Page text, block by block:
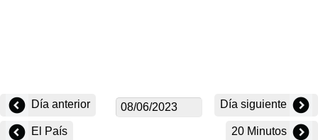
Día anterior Día siguiente
El País 20 Minutos